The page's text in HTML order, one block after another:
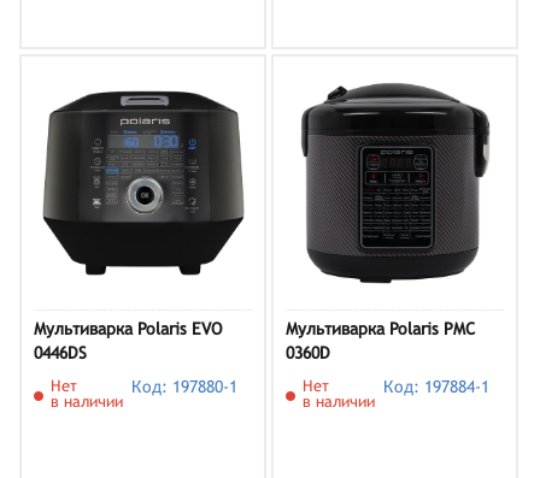
Мультиварка Polaris EVO
0446DS
Нет
в наличии
Код: 197880-1
Мультиварка Polaris PMC
0360D
Нет
в наличии
Код: 197884-1